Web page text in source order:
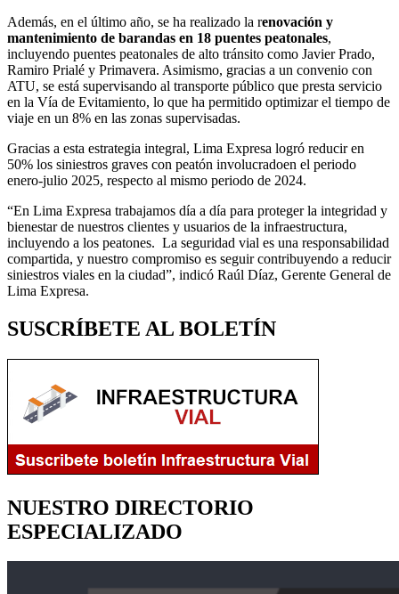
Además, en el último año, se ha realizado la renovación y
mantenimiento de barandas en 18 puentes peatonales,
incluyendo puentes peatonales de alto tránsito como Javier Prado,
Ramiro Prialé y Primavera. Asimismo, gracias a un convenio con
ATU, se está supervisando al transporte público que presta servicio
en la Vía de Evitamiento, lo que ha permitido optimizar el tiempo de
viaje en un 8% en las zonas supervisadas.
Gracias a esta estrategia integral, Lima Expresa logró reducir en
50% los siniestros graves con peatón involucradoen el periodo
enero-julio 2025, respecto al mismo periodo de 2024.
“En Lima Expresa trabajamos día a día para proteger la integridad y
bienestar de nuestros clientes y usuarios de la infraestructura,
incluyendo a los peatones. La seguridad vial es una responsabilidad
compartida, y nuestro compromiso es seguir contribuyendo a reducir
siniestros viales en la ciudad”, indicó Raúl Díaz, Gerente General de
Lima Expresa.
SUSCRÍBETE AL BOLETÍN
NUESTRO DIRECTORIO
ESPECIALIZADO